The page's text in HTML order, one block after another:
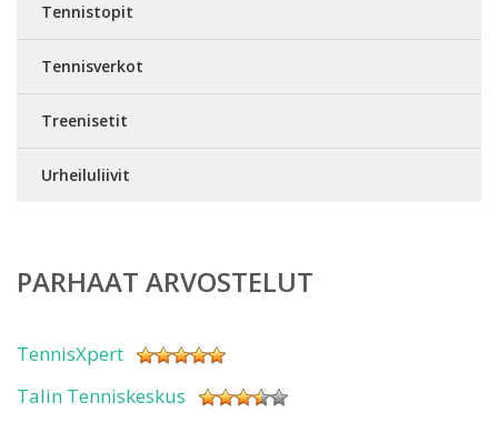
Tennistopit
Tennisverkot
Treenisetit
Urheiluliivit
PARHAAT ARVOSTELUT
TennisXpert
Talin Tenniskeskus